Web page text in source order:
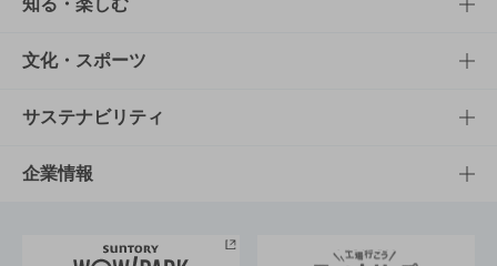
商品一覧
商品発売情報
栄養成分一覧
知る・楽しむ
知る・楽しむTOP
キャンペーン
工場見学
文化・スポーツ
文化・スポーツTOP
サントリーホール
サステナビリティ
サステナビリティTOP
企業情報